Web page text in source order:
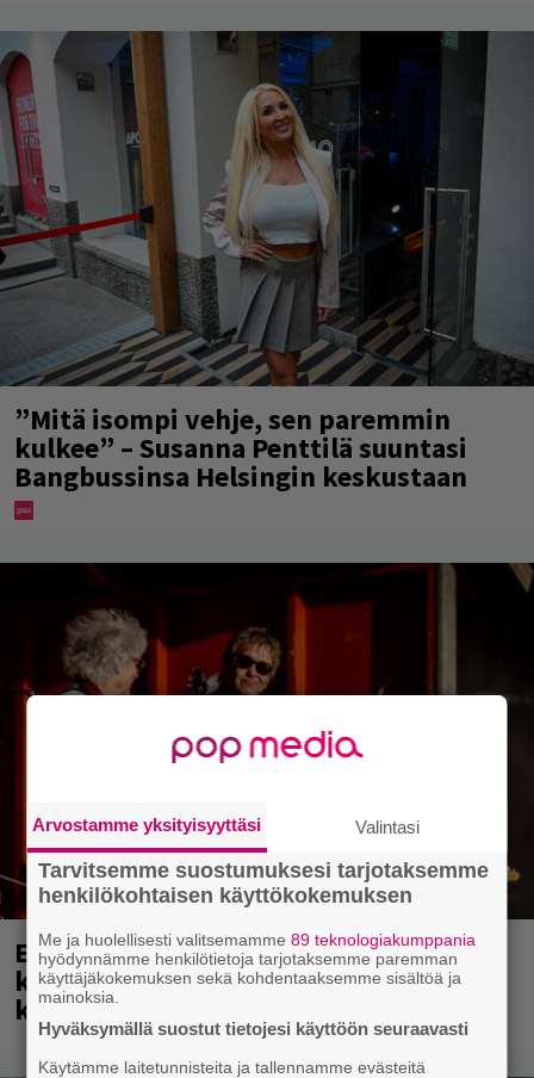
”Mitä isompi vehje, sen paremmin
kulkee” – Susanna Penttilä suuntasi
Bangbussinsa Helsingin keskustaan
Eppu Normaali soitti viimeisen
keikkansa – nämä kappaleet sillä
kuultiin
Arvostamme yksityisyyttäsi Valintasi
Tarvitsemme suostumuksesi tarjotaksemme
henkilökohtaisen käyttökokemuksen
Me ja huolellisesti valitsemamme89 teknologiakumppania
hyödynnämme henkilötietoja tarjotaksemme paremman
käyttäjäkokemuksen sekä kohdentaaksemme sisältöä ja
mainoksia.
Hyväksymällä suostut tietojesi käyttöön seuraavasti
Käytämme laitetunnisteita ja tallennamme evästeitä